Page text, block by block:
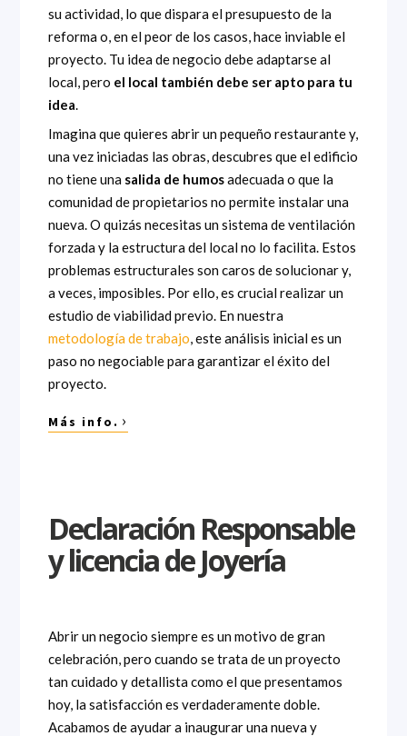
su actividad, lo que dispara el presupuesto de la
reforma o, en el peor de los casos, hace inviable el
proyecto. Tu idea de negocio debe adaptarse al
local, pero el local también debe ser apto para tu
idea.
Imagina que quieres abrir un pequeño restaurante y,
una vez iniciadas las obras, descubres que el edificio
no tiene una salida de humosadecuada o que la
comunidad de propietarios no permite instalar una
nueva. O quizás necesitas un sistema de ventilación
forzada y la estructura del local no lo facilita. Estos
problemas estructurales son caros de solucionar y,
a veces, imposibles. Por ello, es crucial realizar un
estudio de viabilidad previo. En nuestra
metodología de trabajo, este análisis inicial es un
paso no negociable para garantizar el éxito del
proyecto.
Más info. ›
Declaración Responsable
y licencia de Joyería
Abrir un negocio siempre es un motivo de gran
celebración, pero cuando se trata de un proyecto
tan cuidado y detallista como el que presentamos
hoy, la satisfacción es verdaderamente doble.
Acabamos de ayudar a inaugurar una nueva y